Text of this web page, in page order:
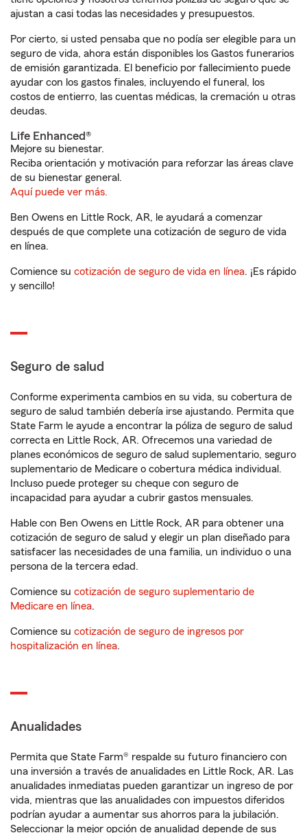
ajustan a casi todas las necesidades y presupuestos.
Por cierto, si usted pensaba que no podía ser elegible para un
seguro de vida, ahora están disponibles los Gastos funerarios
de emisión garantizada. El beneficio por fallecimiento puede
ayudar con los gastos finales, incluyendo el funeral, los
costos de entierro, las cuentas médicas, la cremación u otras
deudas.
Life Enhanced®
Mejore su bienestar.
Reciba orientación y motivación para reforzar las áreas clave
de su bienestar general.
Aquí puede ver más.
Ben Owens en Little Rock, AR, le ayudará a comenzar
después de que complete una cotización de seguro de vida
en línea.
Comience su cotización de seguro de vida en línea. ¡Es rápido
y sencillo!
Seguro de salud
Conforme experimenta cambios en su vida, su cobertura de
seguro de salud también debería irse ajustando. Permita que
State Farm le ayude a encontrar la póliza de seguro de salud
correcta en Little Rock, AR. Ofrecemos una variedad de
planes económicos de seguro de salud suplementario, seguro
suplementario de Medicare o cobertura médica individual.
Incluso puede proteger su cheque con seguro de
incapacidad para ayudar a cubrir gastos mensuales.
Hable con Ben Owens en Little Rock, AR para obtener una
cotización de seguro de salud y elegir un plan diseñado para
satisfacer las necesidades de una familia, un individuo o una
persona de la tercera edad.
Comience su cotización de seguro suplementario de
Medicare en línea.
Comience su cotización de seguro de ingresos por
hospitalización en línea.
Anualidades
Permita que State Farm® respalde su futuro financiero con
una inversión a través de anualidades en Little Rock, AR. Las
anualidades inmediatas pueden garantizar un ingreso de por
vida, mientras que las anualidades con impuestos diferidos
podrían ayudar a aumentar sus ahorros para la jubilación.
Seleccionar la mejor opción de anualidad depende de sus